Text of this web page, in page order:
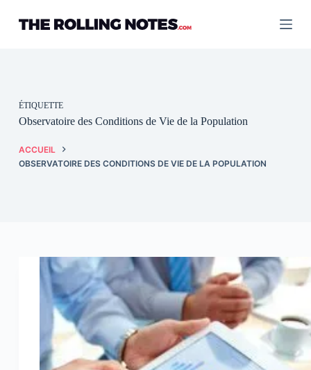
contenu
ÉTIQUETTE
Observatoire des Conditions de Vie de la Population
ACCUEIL
OBSERVATOIRE DES CONDITIONS DE VIE DE LA POPULATION